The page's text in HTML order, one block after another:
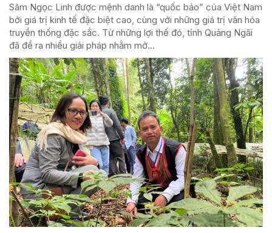
Sâm Ngọc Linh được mệnh danh là “quốc bảo” của Việt Nam
bởi giá trị kinh tế đặc biệt cao, cùng với những giá trị văn hóa
truyền thống đặc sắc. Từ những lợi thế đó, tỉnh Quảng Ngãi
đã đề ra nhiều giải pháp nhằm mở...